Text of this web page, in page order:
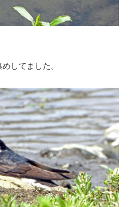
してました。